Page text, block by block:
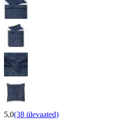
5,0(38 ülevaated)